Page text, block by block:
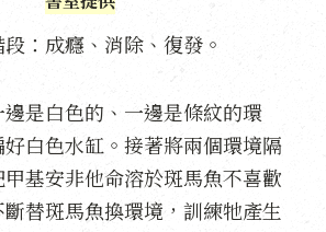
：成癮、消除、復發。
是白色的、一邊是條紋的環
白色水缸。接著將兩個環境隔
基安非他命溶於斑馬魚不喜歡
替斑馬魚換環境，訓練牠產生